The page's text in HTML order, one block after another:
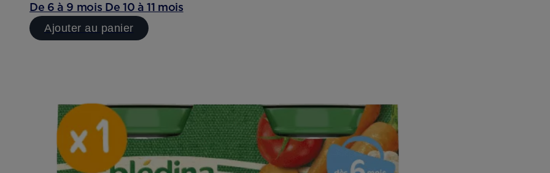
De 6 à 9 mois De 10 à 11 mois
Ajouter au panier